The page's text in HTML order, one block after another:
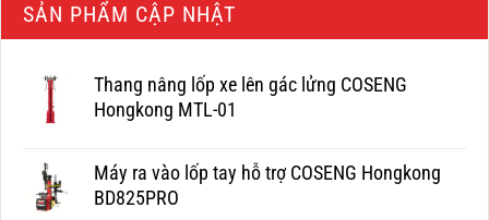
SẢN PHẨM CẬP NHẬT
Thang nâng lốp xe lên gác lửng COSENG
Hongkong MTL-01
Máy ra vào lốp tay hỗ trợ COSENG Hongkong
BD825PRO